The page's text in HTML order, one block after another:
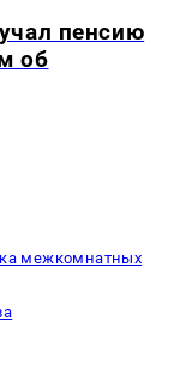
пенсию
об
межкомнатных